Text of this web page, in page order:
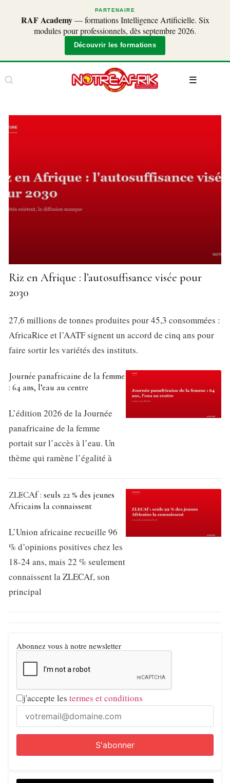
PARTENAIRE
RAF Academy— formations Intelligence Artificielle. Six
modules pour professionnels, dès septembre 2026.
Découvrir les formations
Riz en Afrique : l’autosuffisance visée pour
2030
27,6 millions de tonnes produites pour 45,3 consommées :
AfricaRice et l’AATF signent un accord de cinq ans pour
faire sortir les variétés des instituts.
Journée panafricaine de la femme
: 64 ans, l’eau au centre
L’édition 2026 de la Journée
panafricaine de la femme
portait sur l’accès à l’eau. Un
thème qui ramène l’égalité à
ZLECAf : seuls 22 % des jeunes
Africains la connaissent
L’Union africaine recueille 96
% d’opinions positives chez les
18-24 ans, mais 22 % seulement
connaissent la ZLECAf, son
principal
Abonnez vous à notre newsletter
j'accepte les termes et conditions